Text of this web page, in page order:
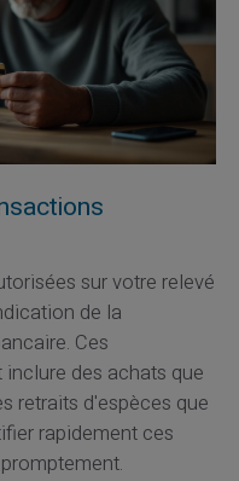
sur votre relevé
de la
Ces
des achats que
retraits d'espèces que
rapidement ces